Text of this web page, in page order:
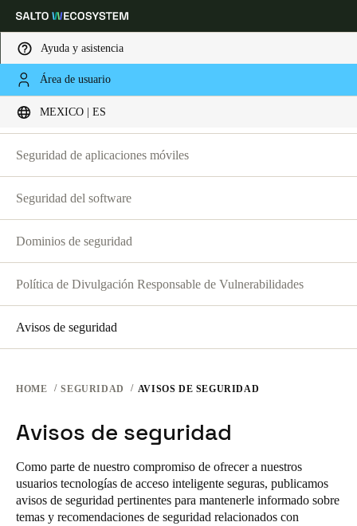
Ayuda y asistencia
Área de usuario
MEXICO | ES
Elija su ubicación y configuración de idioma
Mexico|Español
Español
Español
Seguridad del hardware
Seguridad de aplicaciones móviles
Seguridad del software
Dominios de seguridad
Política de Divulgación Responsable de Vulnerabilidades
Avisos de seguridad
HOME SEGURIDAD AVISOS DE SEGURIDAD
Avisos de seguridad
Como parte de nuestro compromiso de ofrecer a nuestros
usuarios tecnologías de acceso inteligente seguras, publicamos
avisos de seguridad pertinentes para mantenerle informado sobre
temas y recomendaciones de seguridad relacionados con